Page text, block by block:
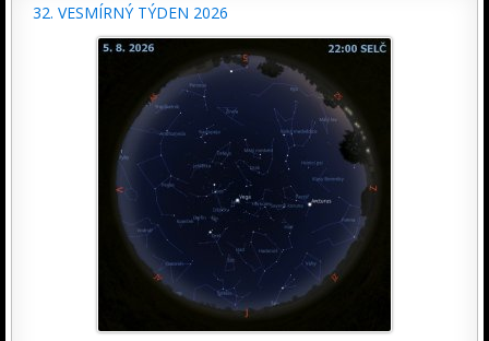
32. VESMÍRNÝ TÝDEN 2026